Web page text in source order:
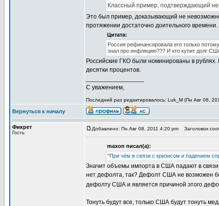
Классный пример, подтверждающий
Это был пример, доказывающий не
протяжении достаточно доительного
Цитата:
Россия рефинансировала его только
знал про инфляцию??? И кто купит долг
Российские ГКО были номинированы в
десятки процентов.
С уважением,
Последний раз редактировалось: Luk_M (Пн Авг 08,
Вернуться к началу
Фикрет
Гость
Добавлено: Пн Авг 08, 2011 4:20 pm Заголовок
maxon писал(а):
"При чём в связи с кризисом и падением
Значит объемы импорта в США падают в связи
нет дефолта, так? Дефолт США не возможен
дефолту США и является причиной этого
Тонуть будут все, только США будут тонуть